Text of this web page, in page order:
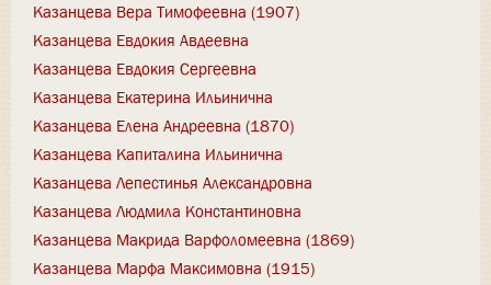
Казанцева Вера Тимофеевна (1907)
Казанцева Евдокия Авдеевна
Казанцева Евдокия Сергеевна
Казанцева Екатерина Ильинична
Казанцева Елена Андреевна (1870)
Казанцева Капиталина Ильинична
Казанцева Лепестинья Александровна
Казанцева Людмила Константиновна
Казанцева Макрида Варфоломеевна (1869)
Казанцева Марфа Максимовна (1915)